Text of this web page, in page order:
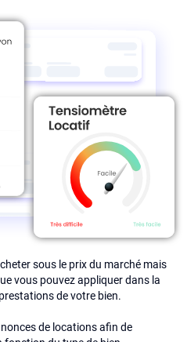
sous le prix du marché mais
vous pouvez appliquer dans la
de votre bien.
de locations afin de